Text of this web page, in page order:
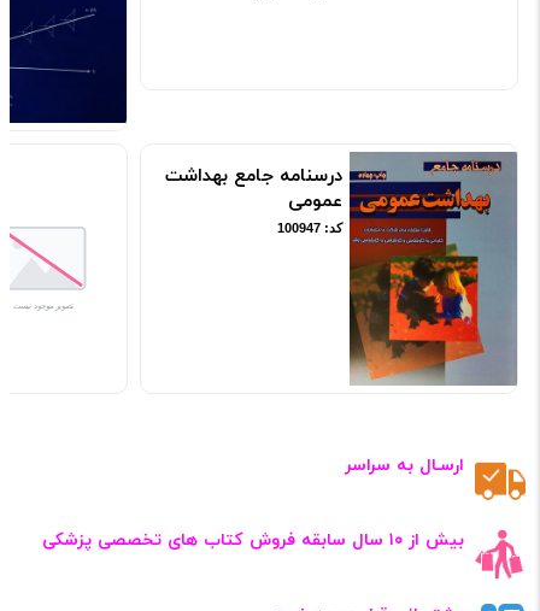
درسنامه جامع بهداشت
عمومی
کد: 100947
ارسـال به سراسر
بیش از ۱۰ سال سابقه فروش کتاب‌ های تخصصی پزشکی